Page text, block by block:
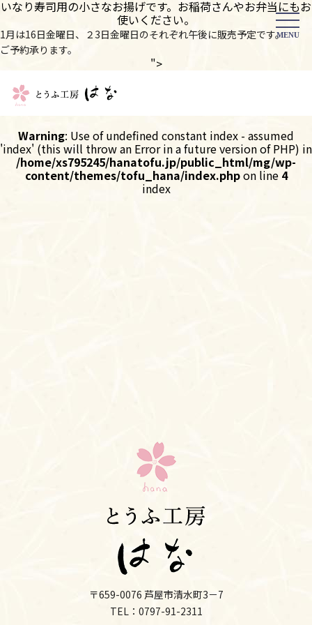
いなり寿司用の小さなお揚げです。お稲荷さんやお弁当にもお
使いください。
1月は16日金曜日、２3日金曜日のそれぞれ午後に販売予定です。
ご予約承ります。
">
MENU
Warning: Use of undefined constant index - assumed
'index' (this will throw an Error in a future version of PHP) in
/home/xs795245/hanatofu.jp/public_html/mg/wp-
content/themes/tofu_hana/index.phpon line 4
index
〒659-0076 芦屋市清水町3－7
TEL：0797-91-2311